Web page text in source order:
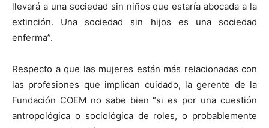
llevará a una sociedad sin niños que estaría abocada a la
extinción. Una sociedad sin hijos es una sociedad
enferma”.
Respecto a que las mujeres están más relacionadas con
las profesiones que implican cuidado, la gerente de la
Fundación COEM no sabe bien “si es por una cuestión
antropológica o sociológica de roles, o probablemente